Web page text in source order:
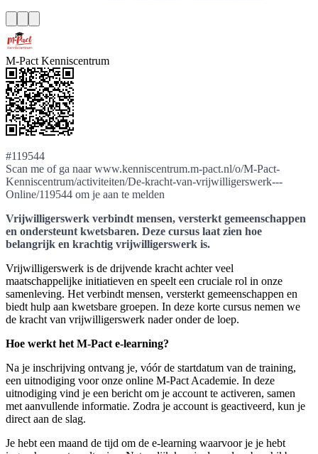
M-Pact Kenniscentrum
#119544
Scan me of ga naar www.kenniscentrum.m-pact.nl/o/M-Pact-
Kenniscentrum/activiteiten/De-kracht-van-vrijwilligerswerk---
Online/119544 om je aan te melden
Vrijwilligerswerk verbindt mensen, versterkt gemeenschappen
en ondersteunt kwetsbaren. Deze cursus laat zien hoe
belangrijk en krachtig vrijwilligerswerk is.
Vrijwilligerswerk is de drijvende kracht achter veel
maatschappelijke initiatieven en speelt een cruciale rol in onze
samenleving. Het verbindt mensen, versterkt gemeenschappen en
biedt hulp aan kwetsbare groepen. In deze korte cursus nemen we
de kracht van vrijwilligerswerk nader onder de loep.
Hoe werkt het M-Pact e-learning?
Na je inschrijving ontvang je, vóór de startdatum van de training,
een uitnodiging voor onze online M-Pact Academie. In deze
uitnodiging vind je een bericht om je account te activeren, samen
met aanvullende informatie. Zodra je account is geactiveerd, kun je
direct aan de slag.
Je hebt een maand de tijd om de e-learning waarvoor je je hebt